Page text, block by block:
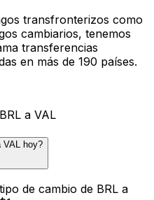
transfronterizos como
cambiarios, tenemos
transferencias
en más de 190 países.
a VAL
VAL hoy?
de cambio de BRL a